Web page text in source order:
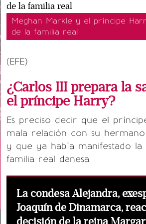
Meghan Markle y el príncipe
de la familia real
(EFE)
¿Carlos III prepara la
el príncipe Harry?
Es preciso decir que el
mala relación con su
y que ya había manifestado
familia real danesa.
La condesa Alejandra,
Joaquín de Dinamarca,